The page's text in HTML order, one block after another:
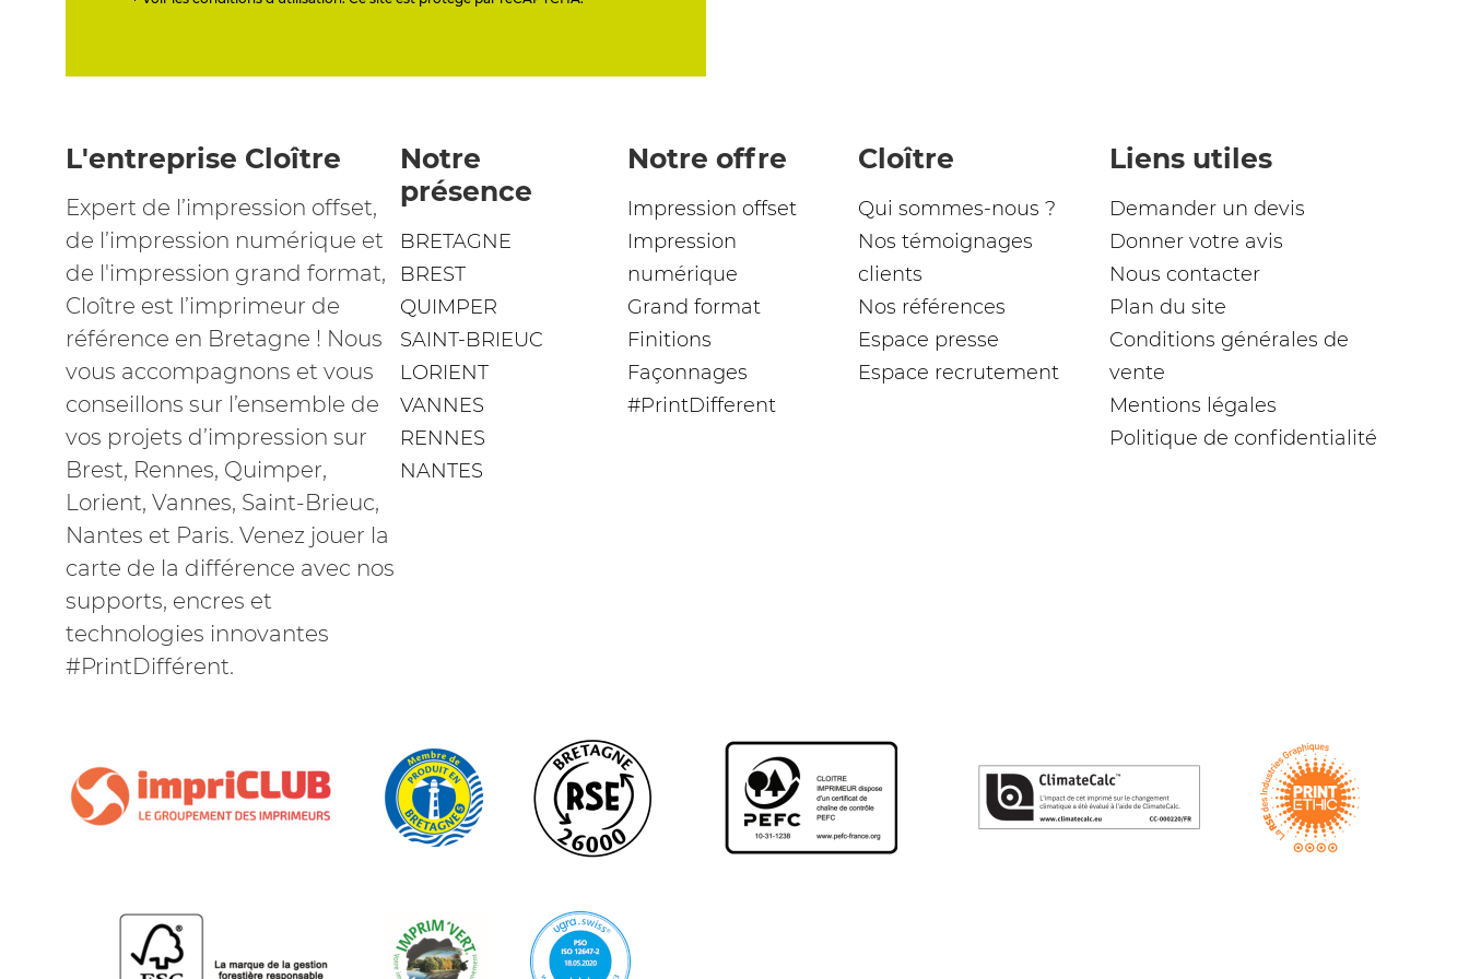
L'entreprise Cloître
Expert de l’impression offset,
de l’impression numérique et
de l'impression grand format,
Cloître est l’imprimeur de
référence en Bretagne ! Nous
vous accompagnons et vous
conseillons sur l’ensemble de
vos projets d’impression sur
Brest, Rennes, Quimper,
Lorient, Vannes, Saint-Brieuc,
Nantes et Paris. Venez jouer la
carte de la différence avec nos
supports, encres et
technologies innovantes
#PrintDifférent.
Notre
présence
BRETAGNE
BREST
QUIMPER
SAINT-BRIEUC
LORIENT
VANNES
RENNES
NANTES
Notre offre
Impression offset
Impression
numérique
Grand format
Finitions
Façonnages
#PrintDifferent
Cloître
Qui sommes-nous ?
Nos témoignages
clients
Nos références
Espace presse
Espace recrutement
Liens utiles
Demander un devis
Donner votre avis
Nous contacter
Plan du site
Conditions générales de
vente
Mentions légales
Politique de confidentialité